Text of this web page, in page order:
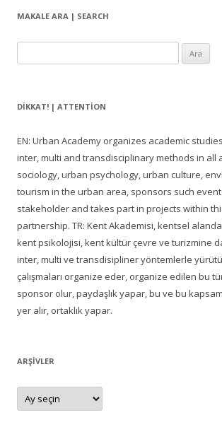
MAKALE ARA | SEARCH
DIKKAT! | ATTENTION
EN: Urban Academy organizes academic
inter, multi and transdisciplinary methods in all
sociology, urban psychology, urban culture,
tourism in the urban area, sponsors such
stakeholder and takes part in projects within
partnership. TR: Kent Akademisi, kentsel
kent psikolojisi, kent kültür çevre ve turizmine
inter, multi ve transdisipliner yöntemlerle
çalışmaları organize eder, organize edilen bu
sponsor olur, paydaşlık yapar, bu ve bu
yer alır, ortaklık yapar.
ARŞIVLER
Arşivler